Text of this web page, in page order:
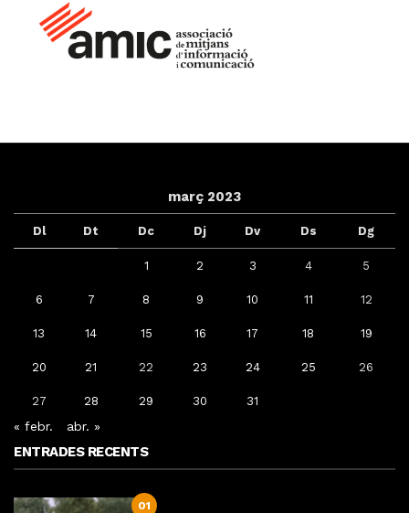
març 2023
Dl Dt Dc Dj Dv Ds Dg
1 2 3 4 5
6 7 8 9 10 11 12
13 14 15 16 17 18 19
20 21 22 23 24 25 26
27 28 29 30 31
« febr. abr. »
ENTRADES RECENTS
01